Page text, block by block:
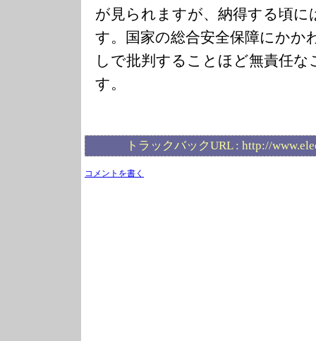
が見られますが、納得する頃
す。国家の総合安全保障にかか
しで批判することほど無責任
す。
トラックバックURL : http://
コメントを書く